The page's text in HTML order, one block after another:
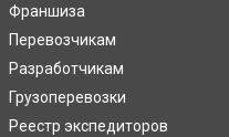
Франшиза
Перевозчикам
Разработчикам
Грузоперевозки
Реестр экспедиторов